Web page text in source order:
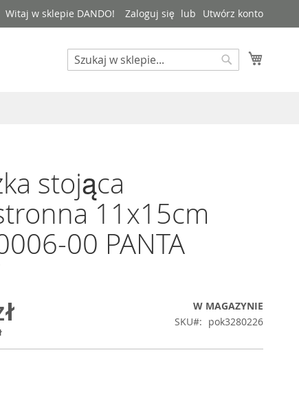
Witaj w sklepie DANDO! Zaloguj się Utwórz konto
Search
stojąca
11x15cm
00 PANTA
W MAGAZYNIE
SKU
pok3280226